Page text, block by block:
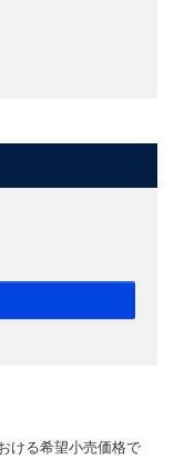
ける希望小売価格で